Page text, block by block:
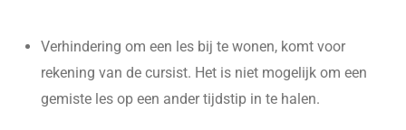
Verhindering om een les bij te wonen, komt voor
rekening van de cursist. Het is niet mogelijk om een
gemiste les op een ander tijdstip in te halen.